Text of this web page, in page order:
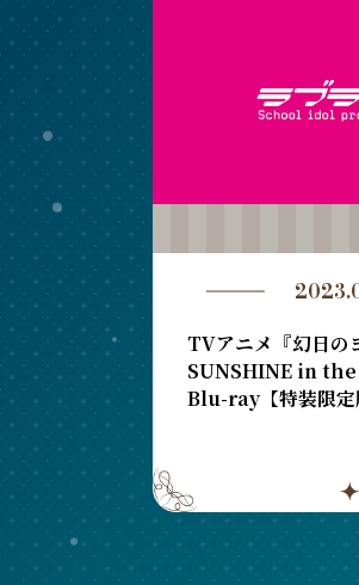
TVアニメ『幻日の
SUNSHINE in the
Blu-ray【特装限定